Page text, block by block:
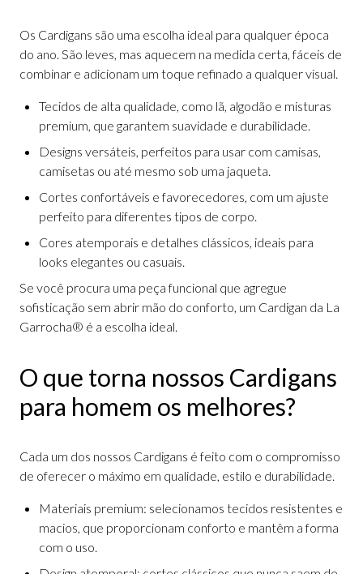
Os Cardigans são uma escolha ideal para qualquer época
do ano. São leves, mas aquecem na medida certa, fáceis de
combinar e adicionam um toque refinado a qualquer visual.
Tecidos de alta qualidade, como lã, algodão e misturas
premium, que garantem suavidade e durabilidade.
Designs versáteis, perfeitos para usar com camisas,
camisetas ou até mesmo sob uma jaqueta.
Cortes confortáveis e favorecedores, com um ajuste
perfeito para diferentes tipos de corpo.
Cores atemporais e detalhes clássicos, ideais para
looks elegantes ou casuais.
Se você procura uma peça funcional que agregue
sofisticação sem abrir mão do conforto, um Cardigan da La
Garrocha® é a escolha ideal.
O que torna nossos Cardigans
para homem os melhores?
Cada um dos nossos Cardigans é feito com o compromisso
de oferecer o máximo em qualidade, estilo e durabilidade.
Materiais premium: selecionamos tecidos resistentes e
macios, que proporcionam conforto e mantêm a forma
com o uso.